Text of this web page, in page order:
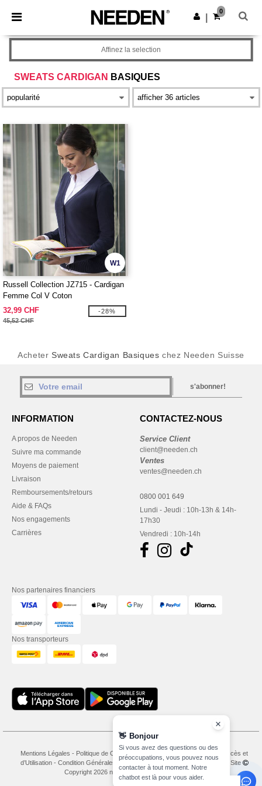
× Appli Needen
Meilleurs prix sur l’app !
Obtenir l'appli
0
SWEATS CARDIGAN BASIQUES
Affinez la selection
W1
Russell Collection JZ715 - Cardigan
Femme Col V Coton
32,99 CHF
45,52 CHF
-28%
Acheter Sweats Cardigan Basiques chez Needen Suisse
s'abonner!
INFORMATION
A propos de Needen
Suivre ma commande
Moyens de paiement
Livraison
Remboursements/retours
Aide & FAQs
Nos engagements
Carrières
CONTACTEZ-NOUS
Service Client
client@needen.ch
Ventes
ventes@needen.ch
0800 001 649
Lundi - Jeudi : 10h-13h & 14h-
17h30
Vendredi : 10h-14h
Nos partenaires financiers
Nos transporteurs
Mentions Légales - Politique de Confidentialité
Conditions Générales d’Accès et
d’Utilisation- Condition Générales d'Achat - Politique de Cookies
Plan du Site
Copyright 2026 needen.ch - Tous droits réservés
👋 Bonjour
Si vous avez des questions ou des
préoccupations, vous pouvez nous
contacter à tout moment. Notre
chatbot est là pour vous aider.